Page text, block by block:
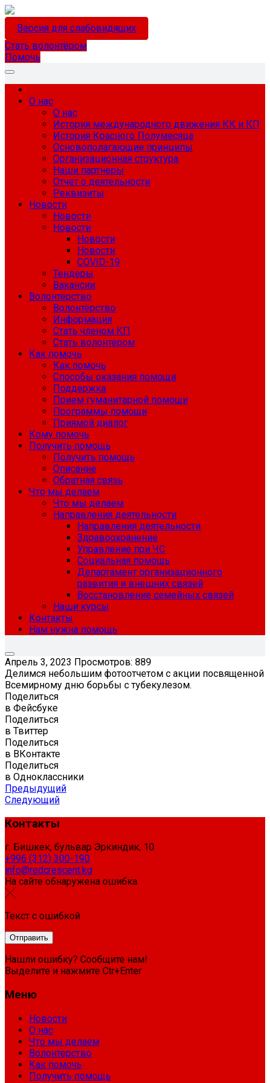
Версия для слабовидящих
Стать волонтёром
Помочь
О нас
О нас
История международного движения КК и КП
История Красного Полумесяца
Основополагающие принципы
Организационная структура
Наши партнеры
Отчет о деятельности
Реквизиты
Новости
Новости
Новости
Новости
Новости
COVID-19
Тендеры
Вакансии
Волонтёрство
Волонтёрство
Информация
Стать членом КП
Стать волонтером
Как помочь
Как помочь
Способы оказания помощи
Поддержка
Прием гуманитарной помощи
Программы помощи
Приямой диалог
Кому помочь
Получить помощь
Получить помощь
Описание
Обратная связь
Что мы делаем
Что мы делаем
Направления деятельности
Направления деятельности
Здравоохранение
Управление при ЧС
Социальная помощь
Департамент организационного
развития и внешних связей
Восстановление семейных связей
Наши курсы
Контакты
Нам нужна помощь
Апрель 3, 2023 Просмотров: 889
Делимся небольшим фотоотчетом с акции посвященной
Всемирному дню борьбы с тубекулезом.
Поделиться
в Фейсбуке
Поделиться
в Твиттер
Поделиться
в ВКонтакте
Поделиться
в Одноклассники
Предыдущий
Следующий
Контакты
г. Бишкек, бульвар Эркиндик, 10
+996 (312) 300-190
info@redcrescent.kg
На сайте обнаружена ошибка
Текст с ошибкой
Нашли ошибку? Сообщите нам!
Выделите и нажмите Ctr+Enter
Меню
Новости
О нас
Что мы делаем
Волонтерство
Как помочь
Получить помощь